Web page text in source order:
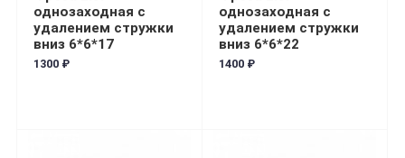
однозаходная с
удалением стружки
вниз 6*6*17
1300 ₽
однозаходная с
удалением стружки
вниз 6*6*22
1400 ₽